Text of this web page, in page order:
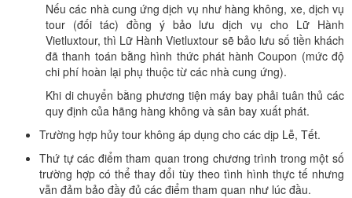
Nếu các nhà cung ứng dịch vụ như hàng không, xe, dịch vụ
tour (đối tác) đồng ý bảo lưu dịch vụ cho Lữ Hành
Vietluxtour, thì Lữ Hành Vietluxtour sẽ bảo lưu số tiền khách
đã thanh toán bằng hình thức phát hành Coupon (mức độ
chi phí hoàn lại phụ thuộc từ các nhà cung ứng).
Khi di chuyển bằng phương tiện máy bay phải tuân thủ các
quy định của hãng hàng không và sân bay xuất phát.
Trường hợp hủy tour không áp dụng cho các dịp Lễ, Tết.
Thứ tự các điểm tham quan trong chương trình trong một số
trường hợp có thể thay đổi tùy theo tình hình thực tế nhưng
vẫn đảm bảo đầy đủ các điểm tham quan như lúc đầu.